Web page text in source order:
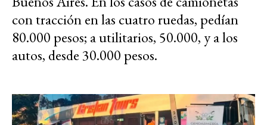
con tracción en las cuatro ruedas, pedían
80.000 pesos; a utilitarios, 50.000, y a los
autos, desde 30.000 pesos.